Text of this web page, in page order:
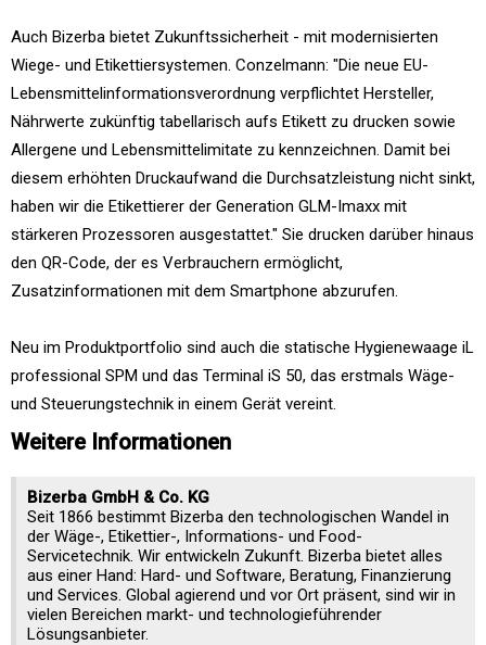
Auch Bizerba bietet Zukunftssicherheit - mit modernisierten
Wiege- und Etikettiersystemen. Conzelmann: "Die neue EU-
Lebensmittelinformationsverordnung verpflichtet Hersteller,
Nährwerte zukünftig tabellarisch aufs Etikett zu drucken sowie
Allergene und Lebensmittelimitate zu kennzeichnen. Damit bei
diesem erhöhten Druckaufwand die Durchsatzleistung nicht sinkt,
haben wir die Etikettierer der Generation GLM-Imaxx mit
stärkeren Prozessoren ausgestattet." Sie drucken darüber hinaus
den QR-Code, der es Verbrauchern ermöglicht,
Zusatzinformationen mit dem Smartphone abzurufen.
Neu im Produktportfolio sind auch die statische Hygienewaage iL
professional SPM und das Terminal iS 50, das erstmals Wäge-
und Steuerungstechnik in einem Gerät vereint.
Weitere Informationen
Bizerba GmbH & Co. KG
Seit 1866 bestimmt Bizerba den technologischen Wandel in
der Wäge-, Etikettier-, Informations- und Food-
Servicetechnik. Wir entwickeln Zukunft. Bizerba bietet alles
aus einer Hand: Hard- und Software, Beratung, Finanzierung
und Services. Global agierend und vor Ort präsent, sind wir in
vielen Bereichen markt- und technologieführender
Lösungsanbieter.